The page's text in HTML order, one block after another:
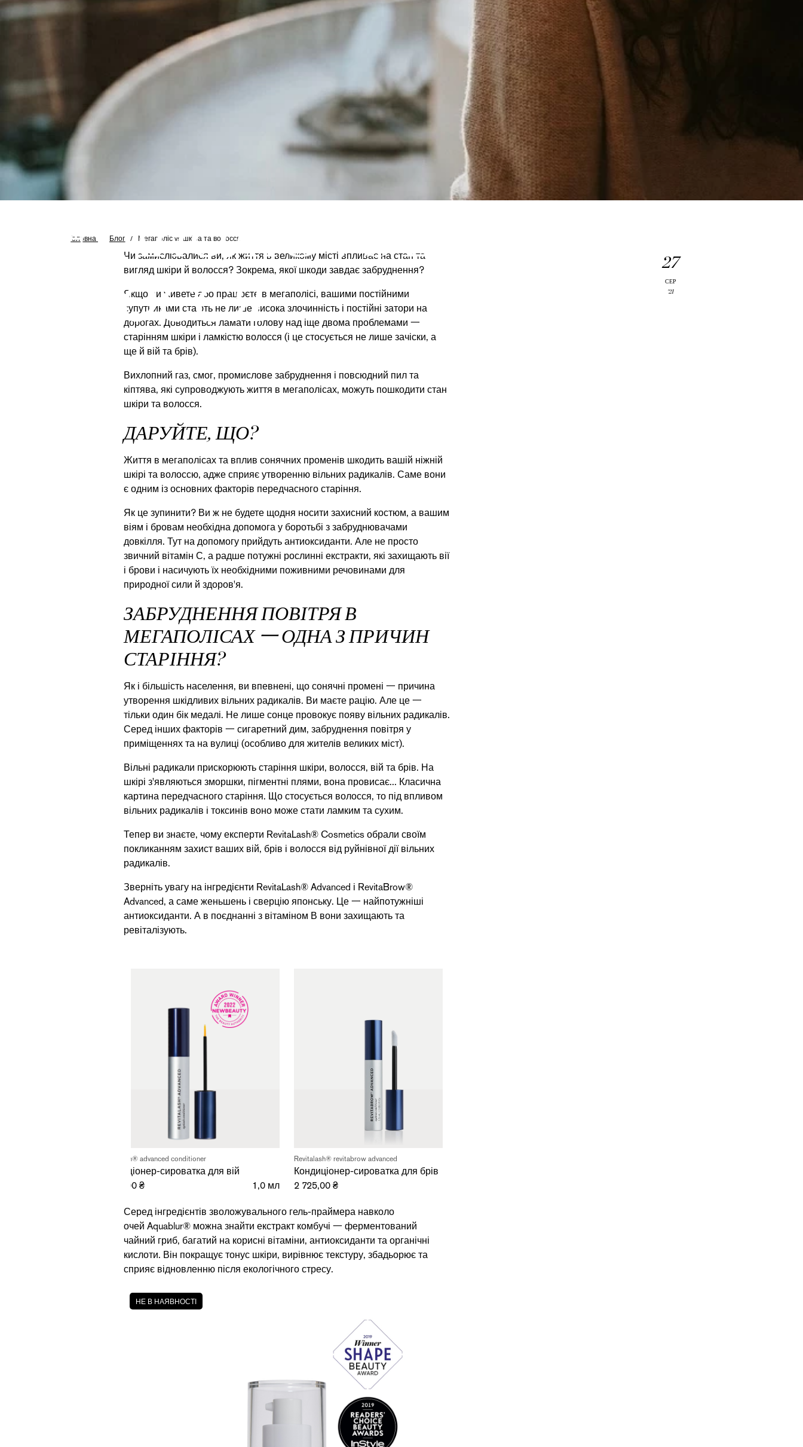
МЕГАПОЛІС VS ШКІРА ТА
ВОЛОССЯ
Головна Блог / Мегаполіс vs шкіра та волосся
Чи замислювалися ви, як життя в великому місті впливає на стан та
вигляд шкіри й волосся? Зокрема, якої шкоди завдає забруднення?
Якщо ви живете або працюєте в мегаполісі, вашими постійними
супутниками стають не лише висока злочинність і постійні затори на
дорогах. Доводиться ламати голову над іще двома проблемами 一
старінням шкіри і ламкістю волосся (і це стосується не лише зачіски, а
ще й вій та брів).
Вихлопний газ, смог, промислове забруднення і повсюдний пил та
кіптява, які супроводжують життя в мегаполісах, можуть пошкодити стан
шкіри та волосся.
ДАРУЙТЕ, ЩО?
Життя в мегаполісах та вплив сонячних променів шкодить вашій ніжній
шкірі та волоссю, адже сприяє утворенню вільних радикалів. Саме вони
є одним із основних факторів передчасного старіння.
Як це зупинити? Ви ж не будете щодня носити захисний костюм, а вашим
віям і бровам необхідна допомога у боротьбі з забруднювачами
довкілля. Тут на допомогу прийдуть антиоксиданти. Але не просто
звичний вітамін С, а радше потужні рослинні екстракти, які захищають вії
і брови і насичують їх необхідними поживними речовинами для
природної сили й здоров'я.
ЗАБРУДНЕННЯ ПОВІТРЯ В
МЕГАПОЛІСАХ 一 ОДНА З ПРИЧИН
СТАРІННЯ?
Як і більшість населення, ви впевнені, що сонячні промені 一 причина
утворення шкідливих вільних радикалів. Ви маєте рацію. Але це 一
тільки один бік медалі. Не лише сонце провокує появу вільних радикалів.
Серед інших факторів 一 сигаретний дим, забруднення повітря у
приміщеннях та на вулиці (особливо для жителів великих міст).
Вільні радикали прискорюють старіння шкіри, волосся, вій та брів. На
шкірі з'являються зморшки, пігментні плями, вона провисає... Класична
картина передчасного старіння. Що стосується волосся, то під впливом
вільних радикалів і токсинів воно може стати ламким та сухим.
Тепер ви знаєте, чому експерти RevitaLash® Cosmetics обрали своїм
покликанням захист ваших вій, брів і волосся від руйнівної дії вільних
радикалів.
Зверніть увагу на інгредієнти RevitaLash® Advanced і RevitaBrow®
Advanced, а саме женьшень і сверцію японську. Це 一 найпотужніші
антиоксиданти. А в поєднанні з вітаміном В вони захищають та
ревіталізують.
Revitalash® advanced conditioner
Кондиціонер-сироватка для вій
2 675,00 ₴
1,0 мл
Revitalash® revitabrow advanced
Кондиціонер-сироватка для брів
2 725,00 ₴
Серед інгредієнтів зволожувального гель-праймера навколо
очей Aquablur® можна знайти екстракт комбучі 一 ферментований
чайний гриб, багатий на корисні вітаміни, антиоксиданти та органічні
кислоти. Він покращує тонус шкіри, вирівнює текстуру, збадьорює та
сприяє відновленню після екологічного стресу.
НЕ В НАЯВНОСТІ
27
СЕР
'21